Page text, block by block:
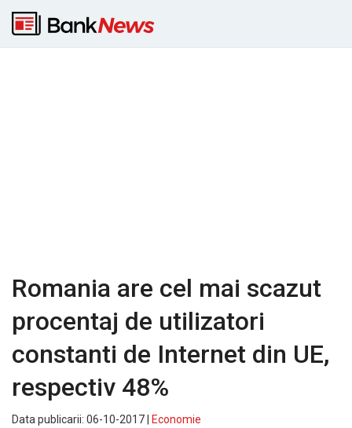
Romania are cel mai scazut
procentaj de utilizatori
constanti de Internet din UE,
respectiv 48%
Data publicarii: 06-10-2017 |
Economie